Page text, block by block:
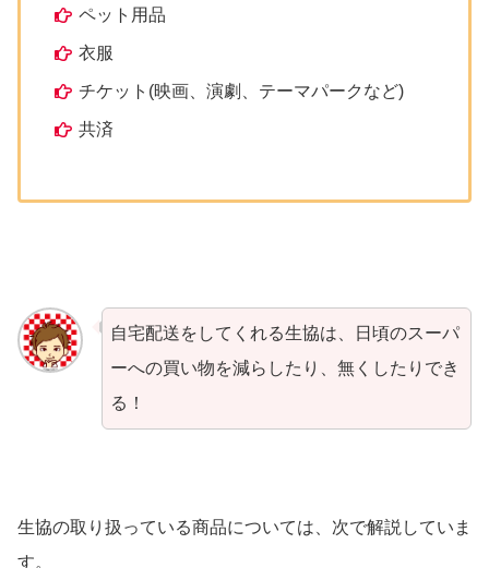
ペット用品
衣服
チケット(映画、演劇、テーマパークなど)
共済
自宅配送をしてくれる生協は、日頃のスーパ
ーへの買い物を減らしたり、無くしたりでき
る！
生協の取り扱っている商品については、次で解説していま
す。